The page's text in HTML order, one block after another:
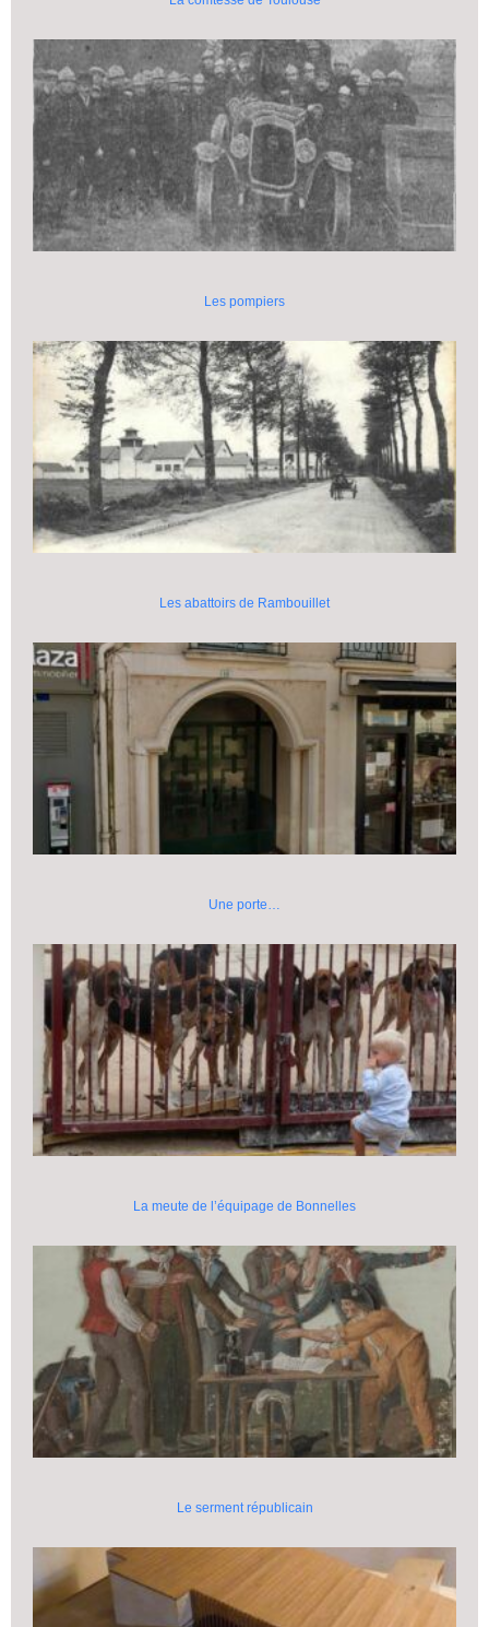
Les pompiers
Les abattoirs de Rambouillet
Une porte…
La meute de l’équipage de Bonnelles
Le serment républicain